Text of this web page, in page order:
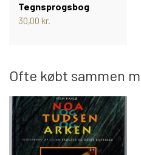
PIXI
PIXI
Tegnsprogsbog
30,00 kr.
Ofte købt sammen